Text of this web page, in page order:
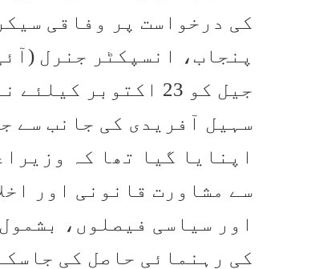
کی درخواست پر وفاقی
پنجاب، انسپکٹر جنرل
جیل کو 23 اکتوبر
سہیل آفریدی کی جانب سے
اپنایا گیا تھا کہ
سے مشاورت قانونی اور
اور سیاسی فیصلوں،
کی رہنمائی حاصل کی